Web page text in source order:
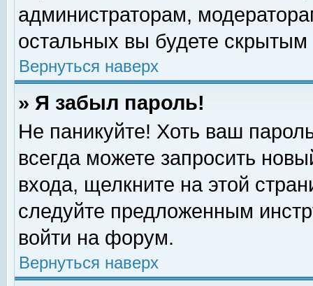
администраторам,
остальных вы будете скрытым
Вернуться наверх
» Я забыл пароль!
Не паникуйте! Хоть ваш
всегда можете запросить
входа, щелкните на этой
следуйте предложенным
войти на форум.
Вернуться наверх